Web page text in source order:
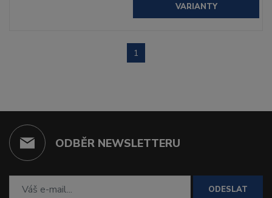
VARIANTY
1
ODBĚR NEWSLETTERU
ODESLAT